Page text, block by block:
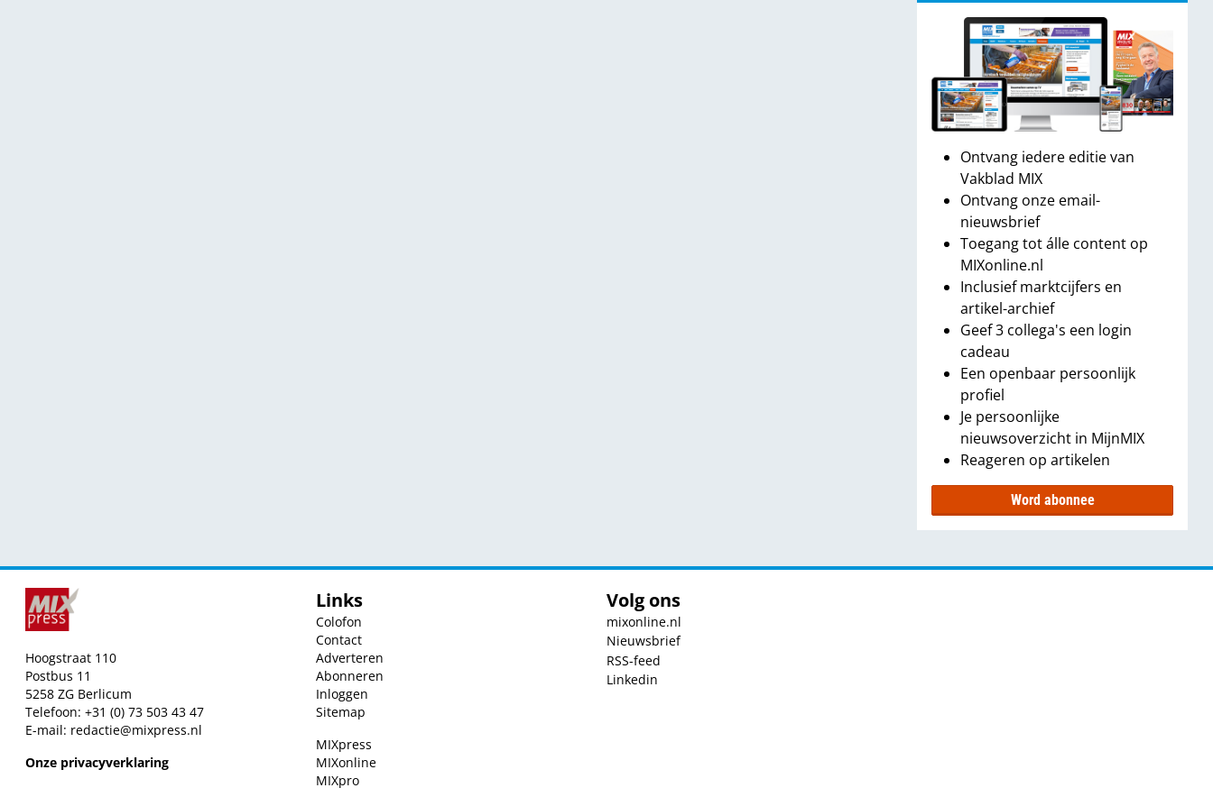
Ontvang iedere editie van
Vakblad MIX
Ontvang onze email-
nieuwsbrief
Toegang tot álle content op
MIXonline.nl
Inclusief marktcijfers en
artikel-archief
Geef 3 collega's een login
cadeau
Een openbaar persoonlijk
profiel
Je persoonlijke
nieuwsoverzicht in MijnMIX
Reageren op artikelen
Word abonnee
Hoogstraat 110
Postbus 11
5258 ZG Berlicum
Telefoon: +31 (0) 73 503 43 47
E-mail: redactie@mixpress.nl
Onze privacyverklaring
Links
Colofon
Contact
Adverteren
Abonneren
Inloggen
Sitemap
MIXpress
MIXonline
MIXpro
Volg ons
mixonline.nl
Nieuwsbrief
RSS-feed
Linkedin